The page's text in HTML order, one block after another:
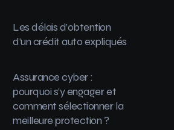
Les délais d’obtention
d’un crédit auto expliqués
Assurance cyber :
pourquoi s’y engager et
comment sélectionner la
meilleure protection ?